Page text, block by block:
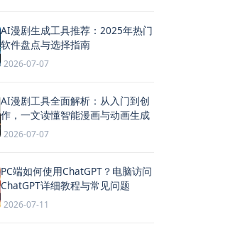
AI漫剧生成工具推荐：2025年热门
软件盘点与选择指南
2026-07-07
AI漫剧工具全面解析：从入门到创
作，一文读懂智能漫画与动画生成
2026-07-07
PC端如何使用ChatGPT？电脑访问
ChatGPT详细教程与常见问题
2026-07-11